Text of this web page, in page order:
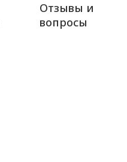
Отзывы и
вопросы